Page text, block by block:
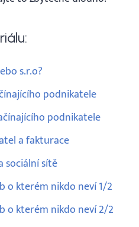
s.r.o?
podnikatele
podnikatele
a fakturace
sociální sítě
o kterém nikdo neví 1/2
o kterém nikdo neví 2/2